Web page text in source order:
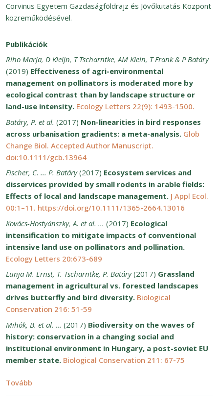
Corvinus Egyetem Gazdaságföldrajz és Jövőkutatás Központ
közreműködésével.
Publikációk
Riho Marja, D Kleijn, T Tscharntke, AM Klein, T Frank & P Batáry
(2019) Effectiveness of agri-environmental
management on pollinators is moderated more by
ecological contrast than by landscape structure or
land-use intensity. Ecology Letters 22(9): 1493-1500.
Batáry, P. et al. (2017) Non-linearities in bird responses
across urbanisation gradients: a meta-analysis. Glob
Change Biol. Accepted Author Manuscript.
doi:10.1111/gcb.13964
Fischer, C. ... P. Batáry (2017) Ecosystem services and
disservices provided by small rodents in arable fields:
Effects of local and landscape management. J Appl Ecol.
00:1–11. https://doi.org/10.1111/1365-2664.13016
Kovács-Hostyánszky, A. et al. ... (2017) Ecological
intensification to mitigate impacts of conventional
intensive land use on pollinators and pollination.
Ecology Letters 20:673-689
Lunja M. Ernst, T. Tscharntke, P. Batáry (2017) Grassland
management in agricultural vs. forested landscapes
drives butterfly and bird diversity. Biological
Conservation 216: 51-59
Mihók, B. et al. ... (2017) Biodiversity on the waves of
history: conservation in a changing social and
institutional environment in Hungary, a post-soviet EU
member state. Biological Conservation 211: 67-75
Tovább